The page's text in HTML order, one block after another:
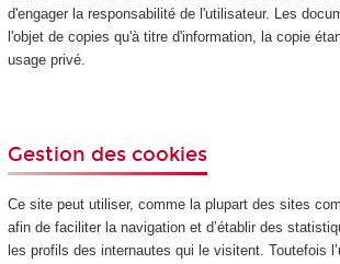
d'engager la responsabilité de l'utilisateur. Les
l'objet de copies qu'à titre d'information, la copie
usage privé.
Gestion des cookies
Ce site peut utiliser, comme la plupart des sites
afin de faciliter la navigation et d’établir des
les profils des internautes qui le visitent. Toutefois